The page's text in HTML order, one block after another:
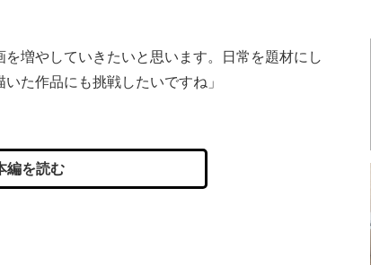
増やしていきたいと思います。日常を題材にし
た作品にも挑戦したいですね」
編を読む